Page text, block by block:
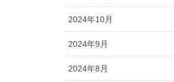
2024年10月
2024年9月
2024年8月